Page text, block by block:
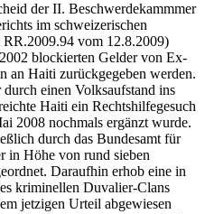
der II. Beschwerdekammmer
im schweizerischen
vom 12.8.2009)
blockierten Gelder von Ex-
an Haiti zurückgegeben werden.
einen Volksaufstand ins
Haiti ein Rechtshilfegesuch
2008 nochmals ergänzt wurde.
durch das Bundesamt für
in Höhe von rund sieben
Daraufhin erhob eine in
kriminellen Duvalier-Clans
jetzigen Urteil abgewiesen